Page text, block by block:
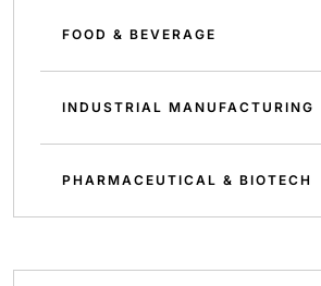
FOOD & BEVERAGE
INDUSTRIAL MANUFACTURING
PHARMACEUTICAL & BIOTECH